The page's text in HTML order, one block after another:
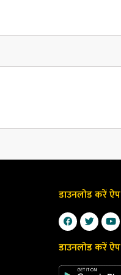
डाउनलोड करें ऐप
डाउनलोड करें ऐप